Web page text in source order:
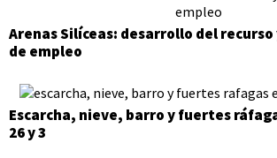
Arenas Silíceas: desarrollo del
de empleo
Escarcha, nieve, barro y fuertes
26 y 3